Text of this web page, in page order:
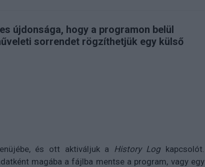
újdonsága, hogy a programon belül
sorrendet rögzíthetjük egy külső
és ott aktiváljuk a History Logkapcsolót.
magába a fájlba mentse a program, vagy egy